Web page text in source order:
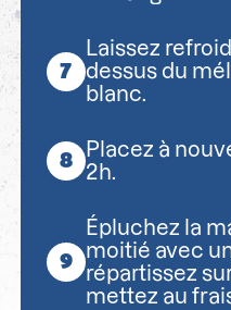
Laissez
dessus du
blanc.
Placez à
2h.
Épluchez la
moitié avec
répartissez
mettez au